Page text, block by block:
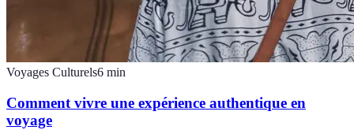
Voyages Culturels6 min
Comment vivre une expérience authentique en
voyage